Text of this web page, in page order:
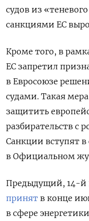
судов из
санкциями ЕС
Кроме того, в
ЕС запретил
в Евросоюзе
судами. Такая
защитить
разбирательств с
Санкции вступят
в Официальном
Предыдущий, 14-й
принят в конце
в сфере